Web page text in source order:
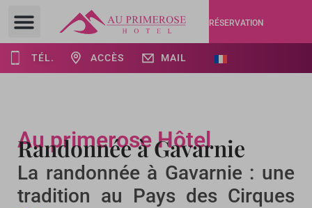
RÉSERVATION
TÉL. ACCÈS MAIL
Au primerose Hôtel
Randonnée à Gavarnie
La randonnée à Gavarnie : une
tradition au Pays des Cirques